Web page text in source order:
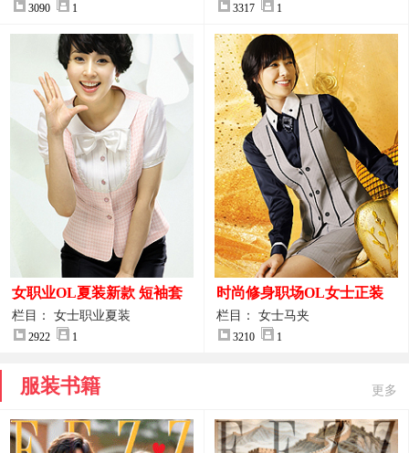
3090 1 3317 1
女职业OL夏装新款 短袖套
装女正装
栏目： 女士职业夏装
2922 1
时尚修身职场OL女士正装
马甲拍摄大图
栏目： 女士马夹
3210 1
服装书籍 更多